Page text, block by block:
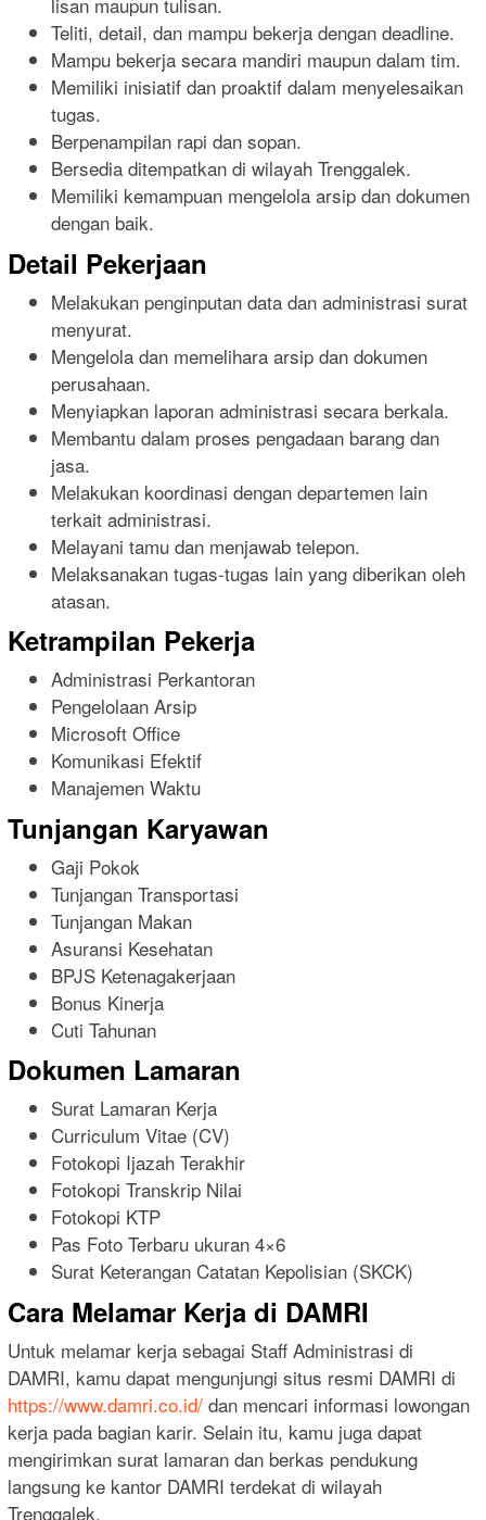
Teliti, detail, dan mampu bekerja dengan deadline.
Mampu bekerja secara mandiri maupun dalam tim.
Memiliki inisiatif dan proaktif dalam menyelesaikan
tugas.
Berpenampilan rapi dan sopan.
Bersedia ditempatkan di wilayah Trenggalek.
Memiliki kemampuan mengelola arsip dan dokumen
dengan baik.
Detail Pekerjaan
Melakukan penginputan data dan administrasi surat
menyurat.
Mengelola dan memelihara arsip dan dokumen
perusahaan.
Menyiapkan laporan administrasi secara berkala.
Membantu dalam proses pengadaan barang dan
jasa.
Melakukan koordinasi dengan departemen lain
terkait administrasi.
Melayani tamu dan menjawab telepon.
Melaksanakan tugas-tugas lain yang diberikan oleh
atasan.
Ketrampilan Pekerja
Administrasi Perkantoran
Pengelolaan Arsip
Microsoft Office
Komunikasi Efektif
Manajemen Waktu
Tunjangan Karyawan
Gaji Pokok
Tunjangan Transportasi
Tunjangan Makan
Asuransi Kesehatan
BPJS Ketenagakerjaan
Bonus Kinerja
Cuti Tahunan
Dokumen Lamaran
Surat Lamaran Kerja
Curriculum Vitae (CV)
Fotokopi Ijazah Terakhir
Fotokopi Transkrip Nilai
Fotokopi KTP
Pas Foto Terbaru ukuran 4×6
Surat Keterangan Catatan Kepolisian (SKCK)
Cara Melamar Kerja di DAMRI
Untuk melamar kerja sebagai Staff Administrasi di
DAMRI, kamu dapat mengunjungi situs resmi DAMRI di
https://www.damri.co.id/ dan mencari informasi lowongan
kerja pada bagian karir. Selain itu, kamu juga dapat
mengirimkan surat lamaran dan berkas pendukung
langsung ke kantor DAMRI terdekat di wilayah
Trenggalek.